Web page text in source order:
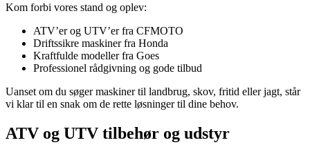
Kom forbi vores stand og oplev:
ATV’er og UTV’er fra CFMOTO
Driftssikre maskiner fra Honda
Kraftfulde modeller fra Goes
Professionel rådgivning og gode tilbud
Uanset om du søger maskiner til landbrug, skov, fritid eller jagt, står
vi klar til en snak om de rette løsninger til dine behov.
ATV og UTV tilbehør og udstyr